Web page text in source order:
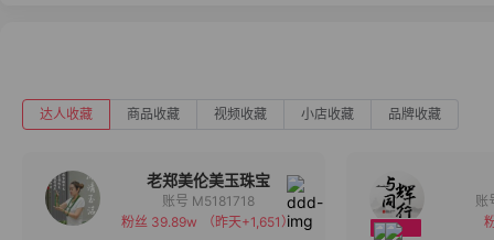
达人收藏 商品收藏 视频收藏 小店收藏 品牌收藏
老郑美伦美玉珠宝
备注
账号 M5181718
粉丝 39.89w
（昨天+1,651）